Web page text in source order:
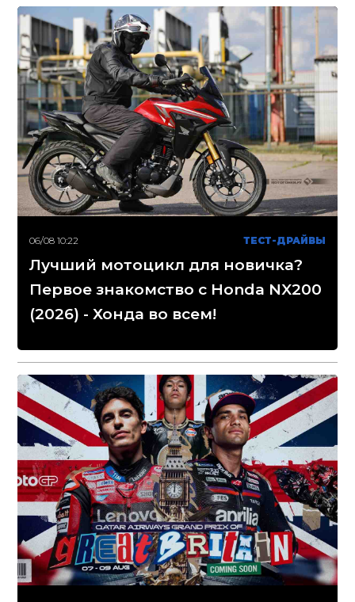
06/08 10:22 ТЕСТ-ДРАЙВЫ
Лучший мотоцикл для новичка?
Первое знакомство с Honda NX200
(2026) - Хонда во всем!